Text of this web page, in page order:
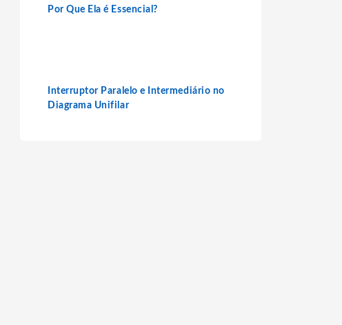
Por Que Ela é Essencial?
Interruptor Paralelo e Intermediário no
Diagrama Unifilar